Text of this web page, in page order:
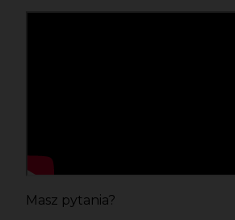
Masz pytania?